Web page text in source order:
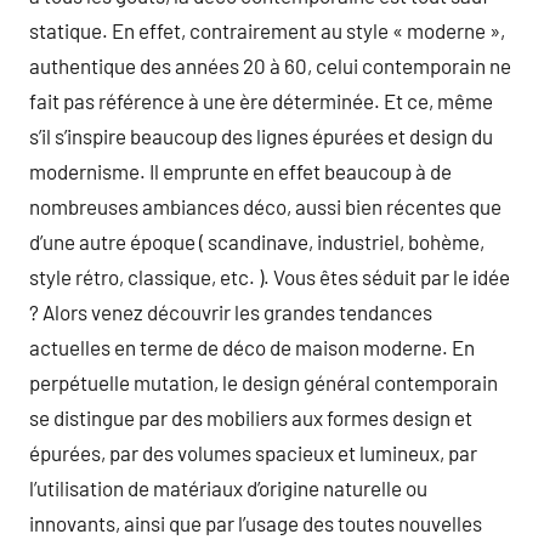
statique. En effet, contrairement au style « moderne »,
authentique des années 20 à 60, celui contemporain ne
fait pas référence à une ère déterminée. Et ce, même
s’il s’inspire beaucoup des lignes épurées et design du
modernisme. Il emprunte en effet beaucoup à de
nombreuses ambiances déco, aussi bien récentes que
d’une autre époque ( scandinave, industriel, bohème,
style rétro, classique, etc. ). Vous êtes séduit par le idée
? Alors venez découvrir les grandes tendances
actuelles en terme de déco de maison moderne. En
perpétuelle mutation, le design général contemporain
se distingue par des mobiliers aux formes design et
épurées, par des volumes spacieux et lumineux, par
l’utilisation de matériaux d’origine naturelle ou
innovants, ainsi que par l’usage des toutes nouvelles